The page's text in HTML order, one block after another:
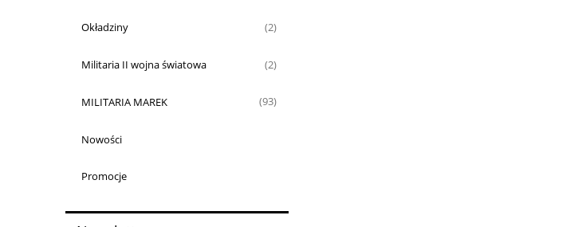
Okładziny (2)
Militaria II wojna światowa (2)
MILITARIA MAREK (93)
Nowości
Promocje